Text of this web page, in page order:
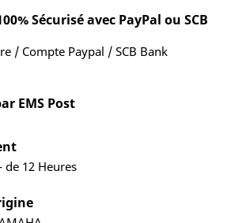
Sécurisé avec PayPal ou SCB
/ Compte Paypal / SCB Bank
EMS Post
de 12 Heures